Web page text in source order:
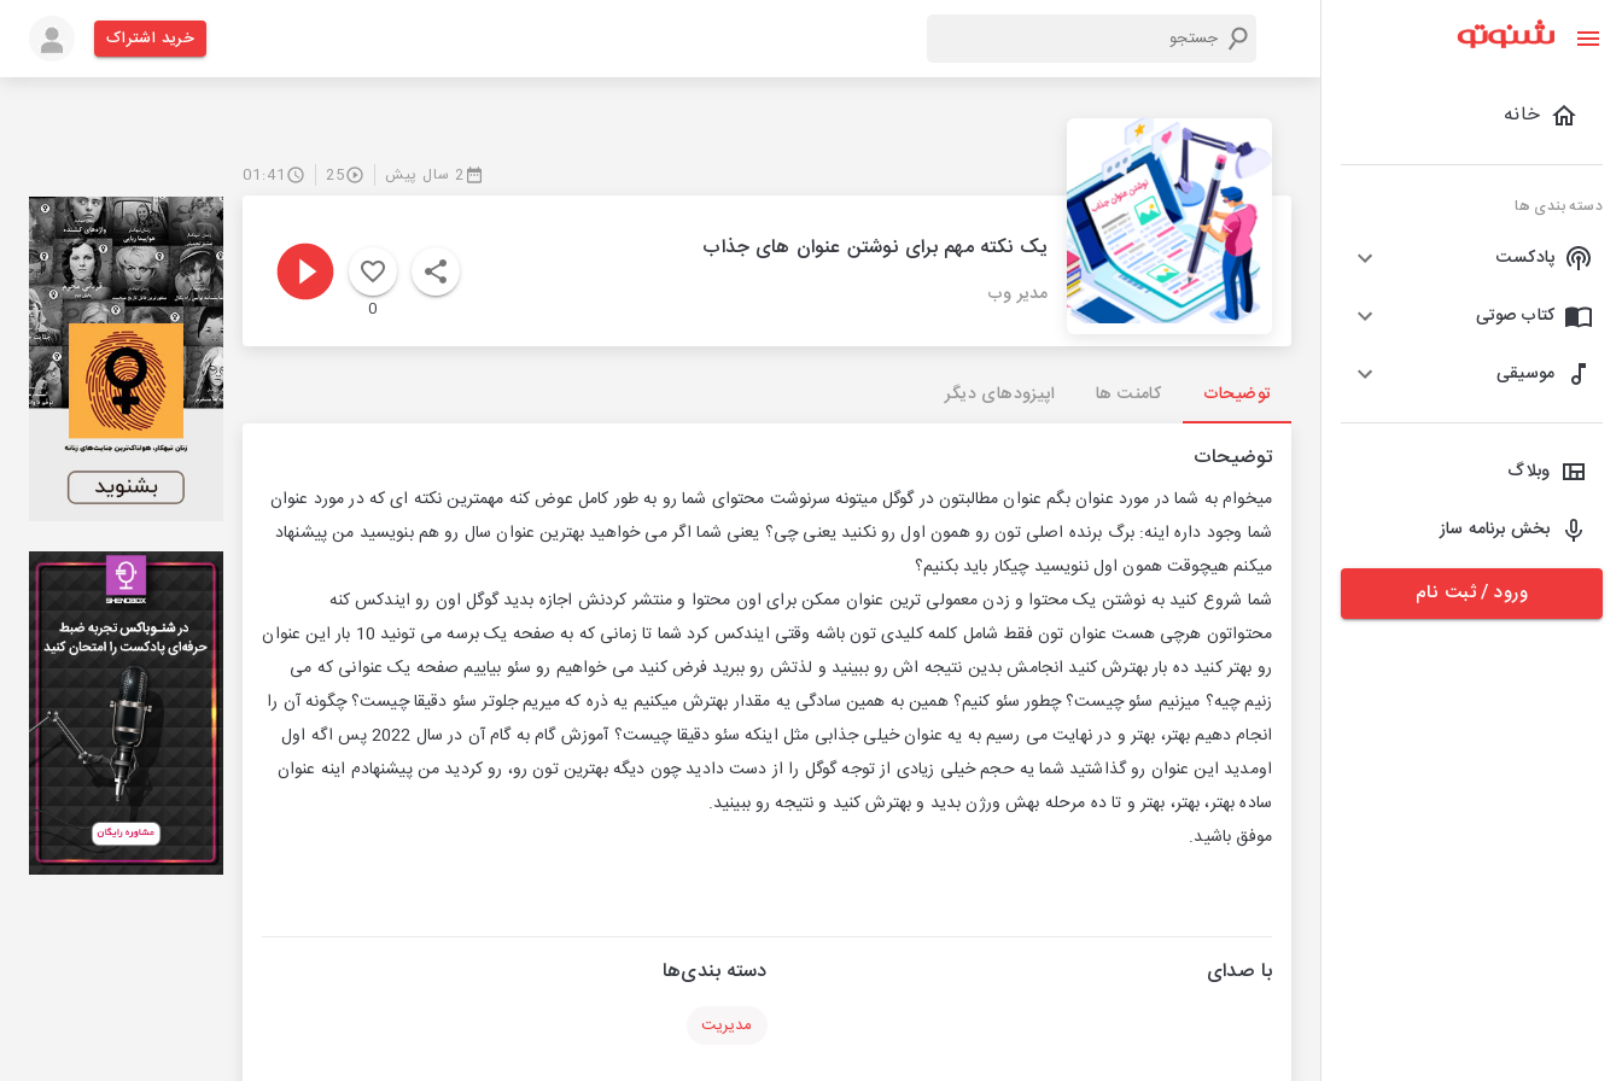
خانه
دسته بندی ها
پادکست
کتاب صوتی
موسیقی
وبلاگ
بخش برنامه ساز
ورود / ثبت نام
خرید اشتراک
2 سال پیش 25
01:41
یک نکته مهم برای نوشتن عنوان های جذاب
مدیر وب
0
توضیحات کامنت ها اپیزودهای دیگر
توضیحات
میخوام به شما در مورد عنوان بگم عنوان مطالبتون در گوگل میتونه سرنوشت محتوای شما رو به طور کامل عوض کنه مهمترین نکته ای که در مورد عنوان
شما وجود داره اینه: برگ برنده اصلی تون رو همون اول رو نکنید یعنی چی؟ یعنی شما اگر می خواهید بهترین عنوان سال رو هم بنویسید من پیشنهاد
میکنم هیچوقت همون اول ننویسید چیکار باید بکنیم؟
شما شروع کنید به نوشتن یک محتوا و زدن معمولی ترین عنوان ممکن برای اون محتوا و منتشر کردنش اجازه بدید گوگل اون رو ایندکس کنه
محتواتون هرچی هست عنوان تون فقط شامل کلمه کلیدی تون باشه وقتی ایندکس کرد شما تا زمانی که به صفحه یک برسه می تونید 10 بار این عنوان
رو بهتر کنید ده بار بهترش کنید انجامش بدین نتیجه اش رو ببینید و لذتش رو ببرید فرض کنید می خواهیم رو سئو بیاییم صفحه یک عنوانی که می
زنیم چیه؟ میزنیم سئو چیست؟ چطور سئو کنیم؟ همین به همین سادگی یه مقدار بهترش میکنیم یه ذره که میریم جلوتر سئو دقیقا چیست؟ چگونه آن را
انجام دهیم بهتر، بهتر و در نهایت می رسیم به یه عنوان خیلی جذابی مثل اینکه سئو دقیقا چیست؟ آموزش گام به گام آن در سال 2022 پس اگه اول
اومدید این عنوان رو گذاشتید شما یه حجم خیلی زیادی از توجه گوگل را از دست دادید چون دیگه بهترین تون رو، رو کردید من پیشنهادم اینه عنوان
ساده بهتر، بهتر، بهتر و تا ده مرحله بهش ورژن بدید و بهترش کنید و نتیجه رو ببینید.
موفق باشید.
با صدای دسته بندی‌ها
مدیریت